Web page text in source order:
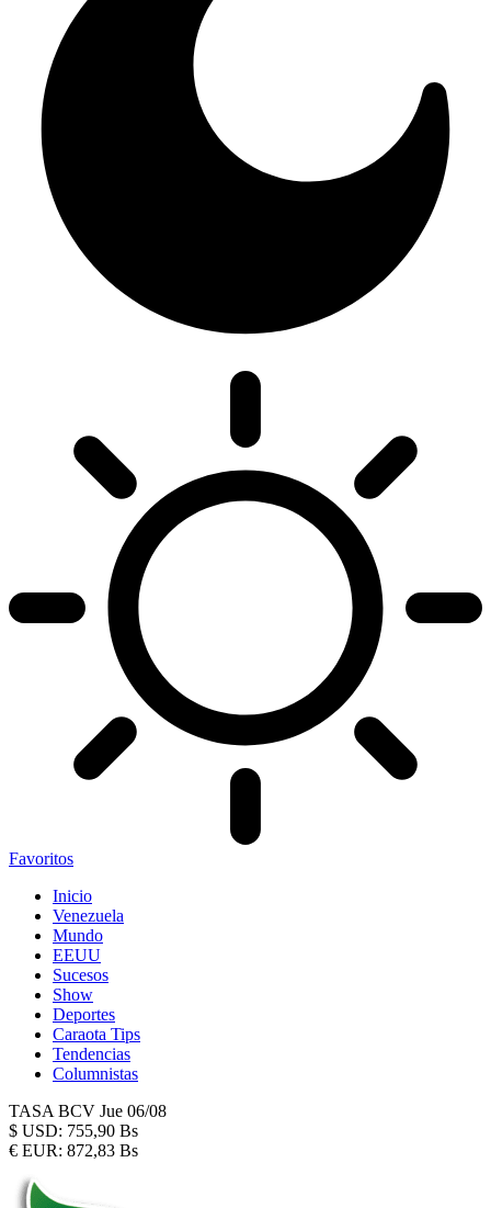
Favoritos
Inicio
Venezuela
Mundo
EEUU
Sucesos
Show
Deportes
Caraota Tips
Tendencias
Columnistas
TASA BCV Jue 06/08
$ USD: 755,90 Bs
€ EUR: 872,83 Bs